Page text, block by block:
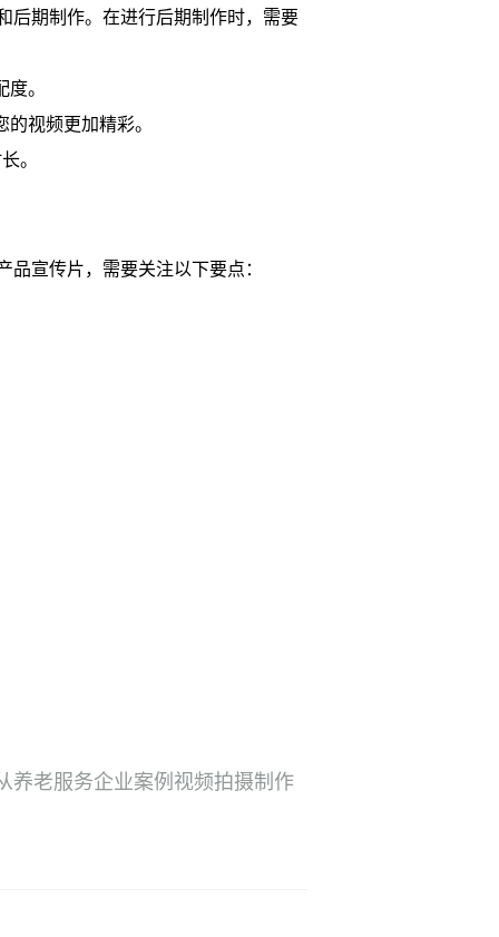
后期制作。在进行后期制作时，需要
。
视频更加精彩。
。
宣传片，需要关注以下要点：
养老服务企业案例视频拍摄制作